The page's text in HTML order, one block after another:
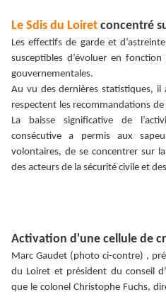
Le Sdis du Loiret concentré
Les effectifs de garde et
susceptibles d’évoluer en
gouvernementales.
Au vu des dernières statistiques, il
respectent les recommandations
La baisse significative de
consécutive a permis aux
volontaires, de se concentrer sur
des acteurs de la sécurité civile et
Activation d'une cellule de
Marc Gaudet (photo ci-contre) ,
du Loiret et président du conseil
que le colonel Christophe Fuchs,